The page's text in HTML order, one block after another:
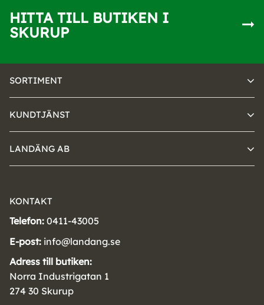
HITTA TILL BUTIKEN I
SKURUP
SORTIMENT
KUNDTJÄNST
LANDÄNG AB
KONTAKT
Telefon: 0411-43005
E-post: info@landang.se
Adress till butiken:
Norra Industrigatan 1
274 30 Skurup